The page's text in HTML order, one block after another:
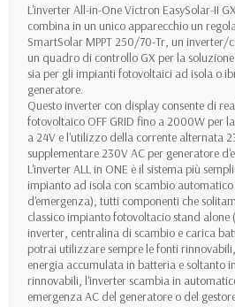
L'inverter All-in-One Victron EasySolar-II
combina in un unico apparecchio un
SmartSolar MPPT 250/70-Tr, un inverter/
un quadro di controllo GX per la
sia per gli impianti fotovoltaici ad isola o
generatore.
Questo inverter con display consente di
fotovoltaico OFF GRID fino a 2000W per
a 24V e l'utilizzo della corrente alternata
supplementare 230V AC per generatore
L'inverter ALL in ONE è il sistema più
impianto ad isola con scambio
d'emergenza), tutti componenti che
classico impianto fotovoltacio stand
inverter, centralina di scambio e carica
potrai utilizzare sempre le fonti
energia accumulata in batteria e soltanto
rinnovabili, l'inverter scambia in
emergenza AC del generatore o del